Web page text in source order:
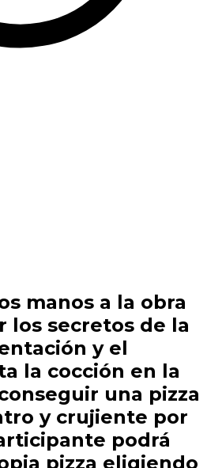
manos a la obra
los secretos de la
y el
la cocción en la
una pizza
y crujiente por
podrá
pizza eligiendo